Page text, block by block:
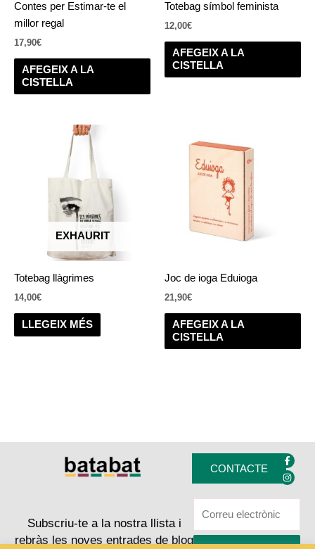
Contes per Estimar-te el
millor regal
17,90€
AFEGEIX A LA
CISTELLA
Totebag símbol feminista
12,00€
AFEGEIX A LA
CISTELLA
EXHAURIT
Totebag llàgrimes
14,00€
LLEGEIX MÉS
Joc de ioga Eduioga
21,90€
AFEGEIX A LA
CISTELLA
CONTACTE
F
a
c
e
-
I
n
s
t
m
Subscriu-te a la nostra llista i
rebràs les noves entrades de blog